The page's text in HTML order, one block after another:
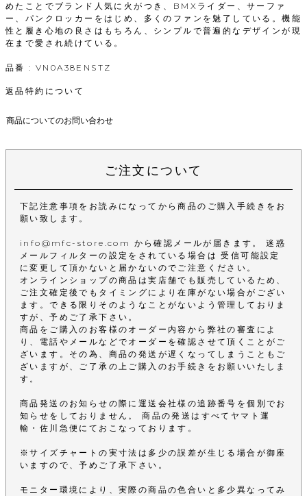
めたことでブランド人気に火がつき、BMXライダー、サーファ
ー、パンクロッカーをはじめ、多くのファンを魅了している。機能
性と履き心地の良さはもちろん、シンプルで普遍的なデザインが現
在まで愛され続けている。
品番 : VN0A38ENSTZ
返品特約について
商品についてのお問い合わせ
ご注文について
下記注意事項をお読みになってから商品のご購入手続きをお
願い致します。
info@mfc-store.com から確認メールが届きます。 迷惑
メールフィルターの設定をされている場合は 受信可能設定
に変更して頂かないと届かないのでご注意ください。
オンラインショップの商品は実店舗でも販売しているため、
ご注文確定後でもタイミングにより在庫がない場合がござい
ます。できる限りそのようなことがないよう管理しておりま
すが、予めご了承下さい。
商品をご購入のお客様のオーダー内容から弊社の審査によ
り、電話やメールなどでオーダーを確認させて頂くことがご
ざいます。その為、商品の発送が遅くなってしまうこともご
ざいますが、ご了承の上ご購入のお手続きをお願いいたしま
す。
商品発送のお知らせの際に運送会社様の追跡番号を個別でお
知らせをしておりません。 商品の発送はすべてヤマト運
輸・佐川急便にておこなっております。
※サイズチャートの実寸法は多少の誤差が生じる場合が御座
いますので、予めご了承下さい。
モニター環境により、実際の商品の色合いと多少異なってみ